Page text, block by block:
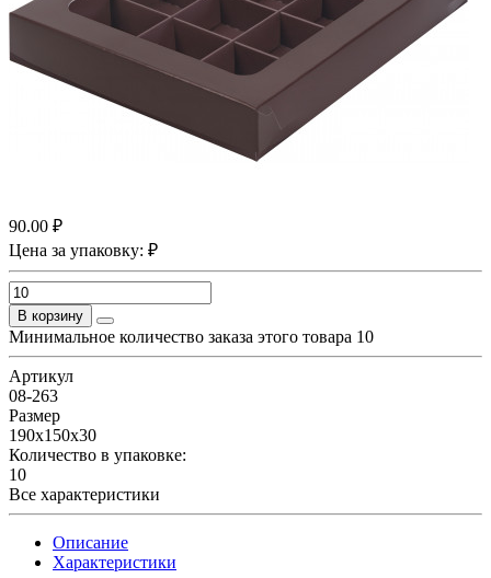
90.00 ₽
Цена за упаковку: ₽
В корзину
Минимальное количество заказа этого товара 10
Артикул
08-263
Размер
190х150х30
Количество в упаковке:
10
Все характеристики
Описание
Характеристики